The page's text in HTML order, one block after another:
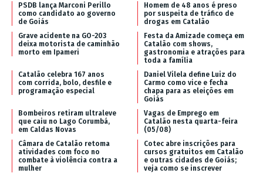
PSDB lança Marconi Perillo
como candidato ao governo
de Goiás
Homem de 48 anos é preso
por suspeita de tráfico de
drogas em Catalão
Grave acidente na GO-203
deixa motorista de caminhão
morto em Ipameri
Festa da Amizade começa em
Catalão com shows,
gastronomia e atrações para
toda a família
Catalão celebra 167 anos
com corrida, bolo, desfile e
programação especial
Daniel Vilela define Luiz do
Carmo como vice e fecha
chapa para as eleições em
Goiás
Bombeiros retiram ultraleve
que caiu no Lago Corumbá,
em Caldas Novas
Vagas de Emprego em
Catalão nesta quarta-feira
(05/08)
Câmara de Catalão retoma
atividades com foco no
combate à violência contra a
mulher
Cotec abre inscrições para
cursos gratuitos em Catalão
e outras cidades de Goiás;
veja como se inscrever